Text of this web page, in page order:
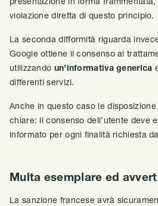
violazione diretta di questo principio.
La seconda difformità riguarda
Google ottiene il consenso al
utilizzando un’informativa generica
differenti servizi.
Anche in questo caso le
chiare: il consenso dell’utente deve
informato per ogni finalità richiesta
Multa esemplare ed
La sanzione francese avrà